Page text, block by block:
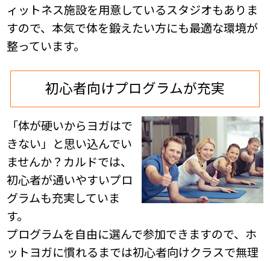
ィットネス施設を用意しているスタジオもありま
すので、本気で体を鍛えたい方にも最適な環境が
整っています。
初心者向けプログラムが充実
「体が硬いからヨガはで
きない」と思い込んでい
ませんか？カルドでは、
初心者が通いやすいプロ
グラムも充実していま
す。
プログラムを自由に選んで参加できますので、ホ
ットヨガに慣れるまでは初心者向けクラスで無理